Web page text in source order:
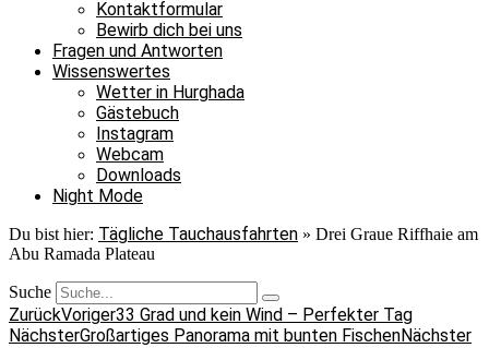
Kontaktformular
Bewirb dich bei uns
Fragen und Antworten
Wissenswertes
Wetter in Hurghada
Gästebuch
Instagram
Webcam
Downloads
Night Mode
Du bist hier: Tägliche Tauchausfahrten » Drei Graue Riffhaie am
Abu Ramada Plateau
Suche
ZurückVoriger33 Grad und kein Wind – Perfekter Tag
NächsterGroßartiges Panorama mit bunten FischenNächster